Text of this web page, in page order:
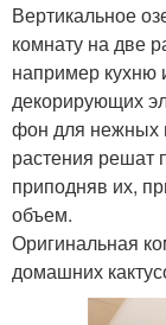
Вертикальное
комнату на две
например кухню
декорирующих
фон для нежных
растения решат
приподняв их,
объем.
Оригинальная
домашних